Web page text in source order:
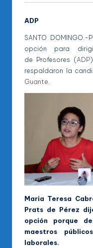
ADP
SANTO
opción para
de Profesores (ADP
respaldaron la
Guante
Maria Teresa
Prats de Pérez
opción porque
maestros
laborales.